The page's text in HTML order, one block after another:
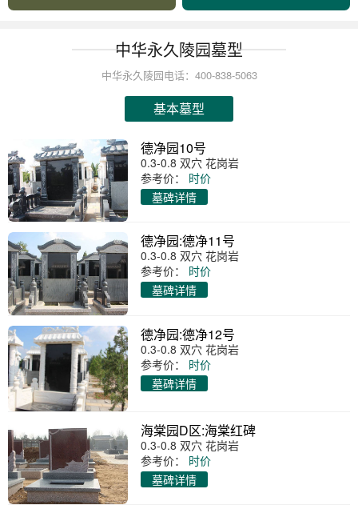
中华永久陵园墓型
中华永久陵园电话：400-838-5063
基本墓型
德净园10号
0.3-0.8 双穴 花岗岩
参考价：
时价
墓碑详情
德净园:德净11号
0.3-0.8 双穴 花岗岩
参考价：
时价
墓碑详情
德净园:德净12号
0.3-0.8 双穴 花岗岩
参考价：
时价
墓碑详情
海棠园D区:海棠红碑
0.3-0.8 双穴 花岗岩
参考价：
时价
墓碑详情